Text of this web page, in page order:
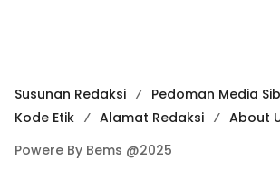
Susunan Redaksi
Pedoman Media
Kode Etik
Alamat Redaksi
About
Powere By Bems @2025